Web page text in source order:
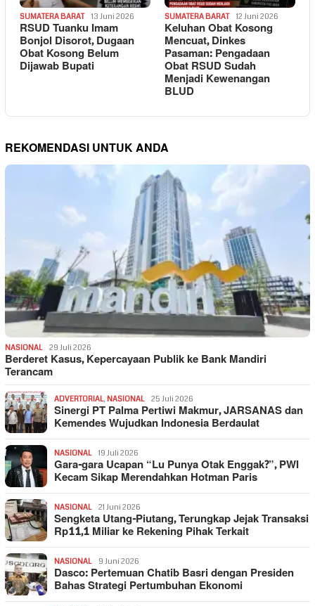
SUMATERA BARAT 13 Juni 2026
RSUD Tuanku Imam
Bonjol Disorot, Dugaan
Obat Kosong Belum
Dijawab Bupati
SUMATERA BARAT 12 Juni 2026
Keluhan Obat Kosong
Mencuat, Dinkes
Pasaman: Pengadaan
Obat RSUD Sudah
Menjadi Kewenangan
BLUD
REKOMENDASI UNTUK ANDA
NASIONAL 29 Juli 2026
Berderet Kasus, Kepercayaan Publik ke Bank Mandiri
Terancam
ADVERTORIAL, NASIONAL 25 Juli 2026
Sinergi PT Palma Pertiwi Makmur, JARSANAS dan
Kemendes Wujudkan Indonesia Berdaulat
NASIONAL 19 Juli 2026
Gara-gara Ucapan “Lu Punya Otak Enggak?”, PWI
Kecam Sikap Merendahkan Hotman Paris
NASIONAL 21 Juni 2026
Sengketa Utang-Piutang, Terungkap Jejak Transaksi
Rp11,1 Miliar ke Rekening Pihak Terkait
NASIONAL 9 Juni 2026
Dasco: Pertemuan Chatib Basri dengan Presiden
Bahas Strategi Pertumbuhan Ekonomi